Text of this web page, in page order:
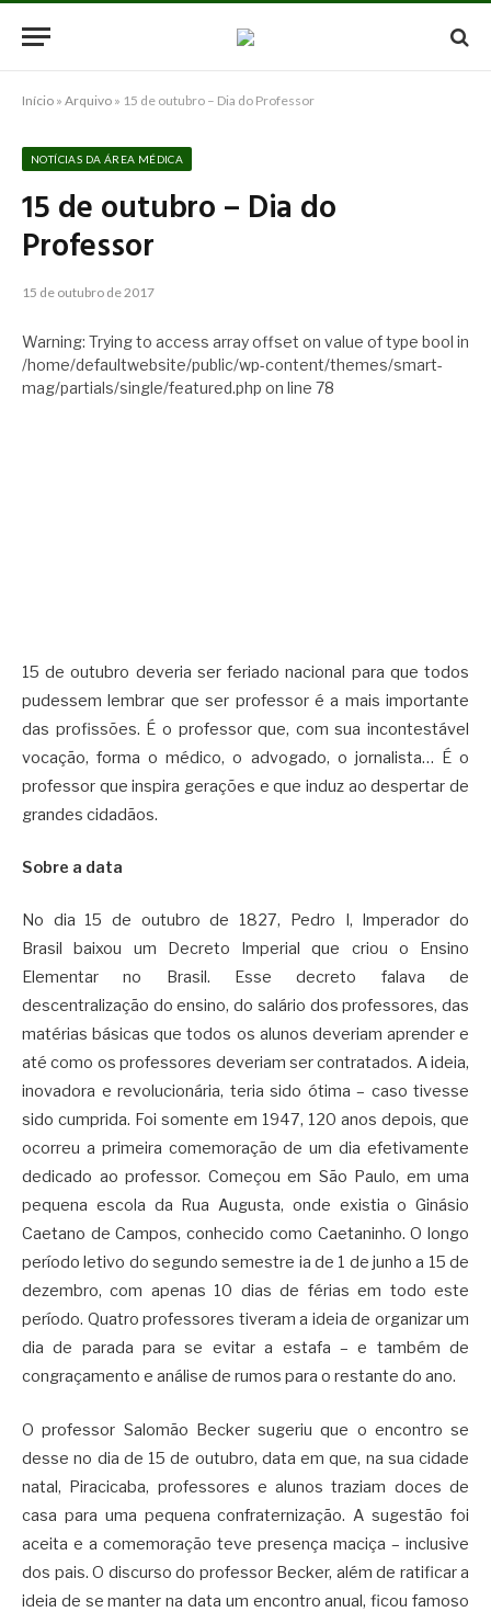
Início » Arquivo » 15 de outubro – Dia do Professor
NOTÍCIAS DA ÁREA MÉDICA
15 de outubro – Dia do
Professor
15 de outubro de 2017
Warning: Trying to access array offset on value of type bool in
/home/defaultwebsite/public/wp-content/themes/smart-
mag/partials/single/featured.php on line 78
15 de outubro deveria ser feriado nacional para que todos
pudessem lembrar que ser professor é a mais importante
das profissões. É o professor que, com sua incontestável
vocação, forma o médico, o advogado, o jornalista… É o
professor que inspira gerações e que induz ao despertar de
grandes cidadãos.
Sobre a data
No dia 15 de outubro de 1827, Pedro I, Imperador do
Brasil baixou um Decreto Imperial que criou o Ensino
Elementar no Brasil. Esse decreto falava de
descentralização do ensino, do salário dos professores, das
matérias básicas que todos os alunos deveriam aprender e
até como os professores deveriam ser contratados. A ideia,
inovadora e revolucionária, teria sido ótima – caso tivesse
sido cumprida. Foi somente em 1947, 120 anos depois, que
ocorreu a primeira comemoração de um dia efetivamente
dedicado ao professor. Começou em São Paulo, em uma
pequena escola da Rua Augusta, onde existia o Ginásio
Caetano de Campos, conhecido como Caetaninho. O longo
período letivo do segundo semestre ia de 1 de junho a 15 de
dezembro, com apenas 10 dias de férias em todo este
período. Quatro professores tiveram a ideia de organizar um
dia de parada para se evitar a estafa – e também de
congraçamento e análise de rumos para o restante do ano.
O professor Salomão Becker sugeriu que o encontro se
desse no dia de 15 de outubro, data em que, na sua cidade
natal, Piracicaba, professores e alunos traziam doces de
casa para uma pequena confraternização. A sugestão foi
aceita e a comemoração teve presença maciça – inclusive
dos pais. O discurso do professor Becker, além de ratificar a
ideia de se manter na data um encontro anual, ficou famoso